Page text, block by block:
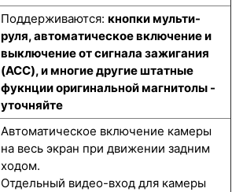
Поддерживаются: кнопки мульти-
руля, автоматическое включение и
выключение от сигнала зажигания
(ACC), и многие другие штатные
фукнции оригинальной магнитолы -
уточняйте
Автоматическое включение камеры
на весь экран при движении задним
ходом.
Отдельный видео-вход для камеры